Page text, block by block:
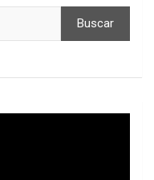
Buscar